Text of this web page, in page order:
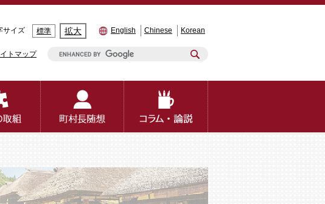
サイズ 標準 拡大 English Chinese Korean
トマップ